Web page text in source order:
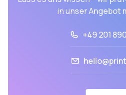
in unser Angebot
+49 201